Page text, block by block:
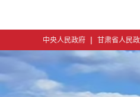
中央人民政府 | 甘肃省人民